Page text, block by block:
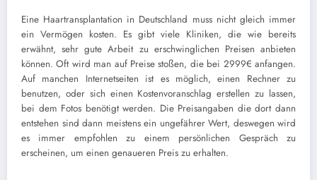
Eine Haartransplantation in Deutschland muss nicht gleich immer
ein Vermögen kosten. Es gibt viele Kliniken, die wie bereits
erwähnt, sehr gute Arbeit zu erschwinglichen Preisen anbieten
können. Oft wird man auf Preise stoßen, die bei 2999€ anfangen.
Auf manchen Internetseiten ist es möglich, einen Rechner zu
benutzen, oder sich einen Kostenvoranschlag erstellen zu lassen,
bei dem Fotos benötigt werden. Die Preisangaben die dort dann
entstehen sind dann meistens ein ungefährer Wert, deswegen wird
es immer empfohlen zu einem persönlichen Gespräch zu
erscheinen, um einen genaueren Preis zu erhalten.